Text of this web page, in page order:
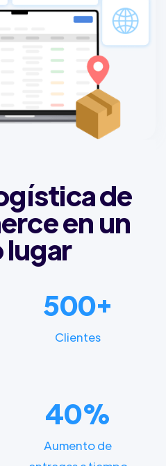
de
en un
lugar
500+
Clientes
40%
Aumento de